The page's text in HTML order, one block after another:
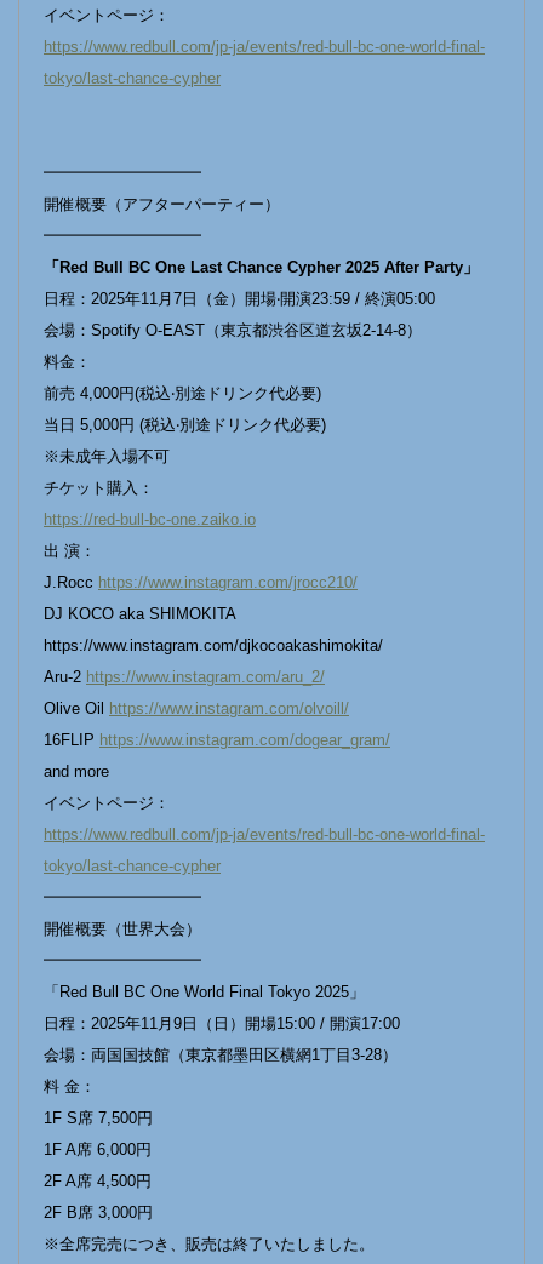
イベントページ：
https://www.redbull.com/jp-ja/events/red-bull-bc-one-world-final-
tokyo/last-chance-cypher
━━━━━━━━━━
開催概要（アフターパーティー）
━━━━━━━━━━
「Red Bull BC One Last Chance Cypher 2025 After Party」
⽇程：2025年11⽉7⽇（⾦）開場‧開演23:59 / 終演05:00
会場：Spotify O-EAST（東京都渋⾕区道⽞坂2-14-8）
料⾦：
前売 4,000円(税込‧別途ドリンク代必要)
当⽇ 5,000円 (税込‧別途ドリンク代必要)
※未成年⼊場不可
チケット購⼊：
https://red-bull-bc-one.zaiko.io
出 演：
J.Rocc https://www.instagram.com/jrocc210/
DJ KOCO aka SHIMOKITA
https://www.instagram.com/djkocoakashimokita/
Aru-2 https://www.instagram.com/aru_2/
Olive Oil
https://www.instagram.com/olvoill/
16FLIP https://www.instagram.com/dogear_gram/
and more
イベントページ：
https://www.redbull.com/jp-ja/events/red-bull-bc-one-world-final-
tokyo/last-chance-cypher
━━━━━━━━━━
開催概要（世界⼤会）
━━━━━━━━━━
「Red Bull BC One World Final Tokyo 2025」
⽇程：2025年11⽉9⽇（⽇）開場15:00 / 開演17:00
会場：両国国技館（東京都墨⽥区横網1丁⽬3-28）
料 ⾦：
1F S席 7,500円
1F A席 6,000円
2F A席 4,500円
2F B席 3,000円
※全席完売につき、販売は終了いたしました。